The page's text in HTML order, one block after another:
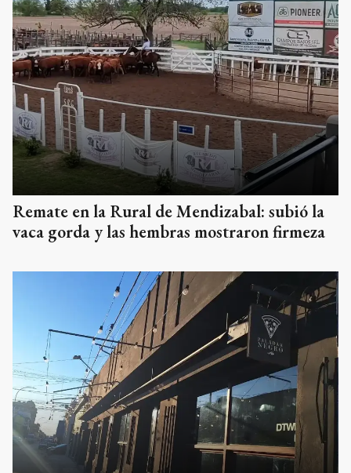
Remate en la Rural de Mendizabal: subió la
vaca gorda y las hembras mostraron firmeza